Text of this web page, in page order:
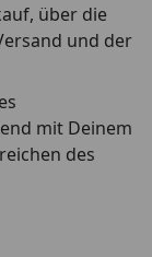
über die
und der
mit Deinem
des